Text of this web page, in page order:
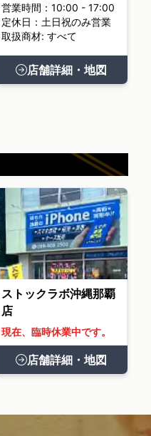
営業時間：10:00 - 17:00
定休日：土日祝のみ営業
取扱商材: すべて
店舗詳細・地図
ストックラボ沖縄那覇
店
現在、臨時休業中です。
店舗詳細・地図